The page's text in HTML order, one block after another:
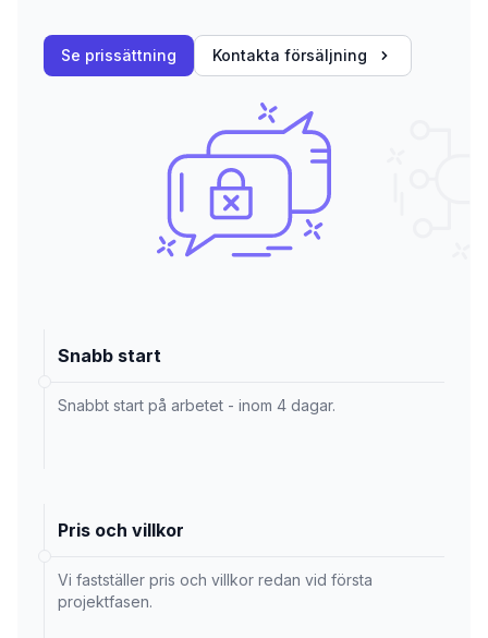
Se prissättning Kontakta försäljning
Snabb start
Snabbt start på arbetet - inom 4 dagar.
Pris och villkor
Vi fastställer pris och villkor redan vid första
projektfasen.